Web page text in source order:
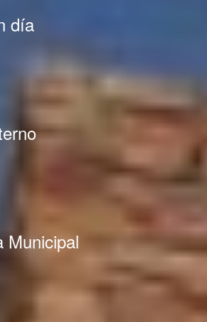
día
Municipal